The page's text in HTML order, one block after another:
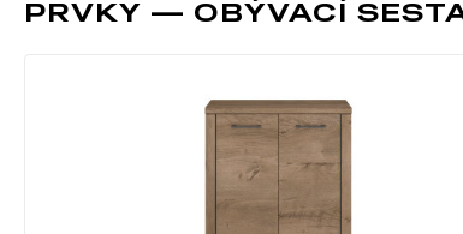
PRVKY — OBÝVACÍ